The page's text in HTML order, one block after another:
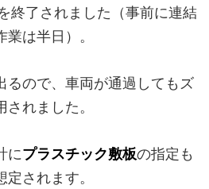
終了されました（事前に連結
は半日）。
るので、車両が通過してもズ
れました。
にプラスチック敷板の指定も
されます。